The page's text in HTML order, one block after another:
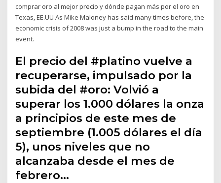
comprar oro al mejor precio y dónde pagan más por el oro en
Texas, EE.UU As Mike Maloney has said many times before, the
economic crisis of 2008 was just a bump in the road to the main
event.
El precio del #platino vuelve a
recuperarse, impulsado por la
subida del #oro: Volvió a
superar los 1.000 dólares la onza
a principios de este mes de
septiembre (1.005 dólares el día
5), unos niveles que no
alcanzaba desde el mes de
febrero…